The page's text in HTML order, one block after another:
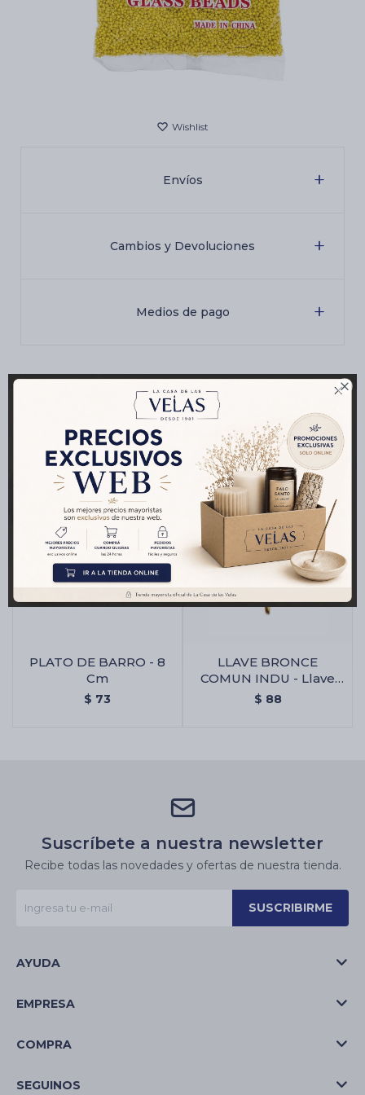

Envíos
Cambios y Devoluciones
Medios de pago
Productos que te pueden interesar
PLATO DE BARRO - 8
Cm
$ 73
LLAVE BRONCE
COMUN INDU - Llave
Bronce Comun Indu
$ 88
Suscríbete a nuestra newsletter
Recibe todas las novedades y ofertas de nuestra tienda.
SUSCRIBIRME
AYUDA
EMPRESA
COMPRA
SEGUINOS
Cartas de Tarot